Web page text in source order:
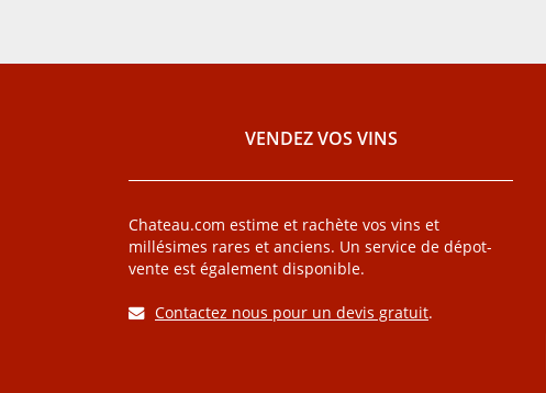
VENDEZ VOS VINS
Chateau.com estime et rachète vos vins et
millésimes rares et anciens. Un service de dépot-
vente est également disponible.
Contactez nous pour un devis gratuit.